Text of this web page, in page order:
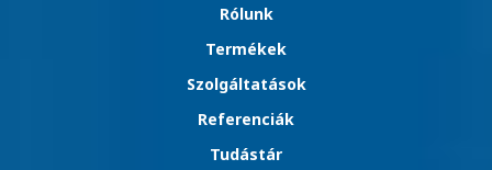
Rólunk
Termékek
Szolgáltatások
Referenciák
Tudástár